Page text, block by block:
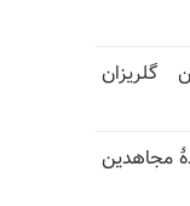
شدهٔ مجاهدین